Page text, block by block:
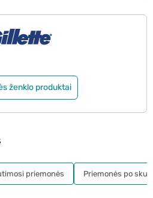
ženklo produktai
priemonės Priemonės po